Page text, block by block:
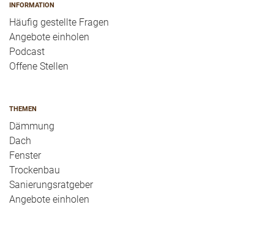
INFORMATION
Häufig gestellte Fragen
Angebote einholen
Podcast
Offene Stellen
THEMEN
Dämmung
Dach
Fenster
Trockenbau
Sanierungsratgeber
Angebote einholen